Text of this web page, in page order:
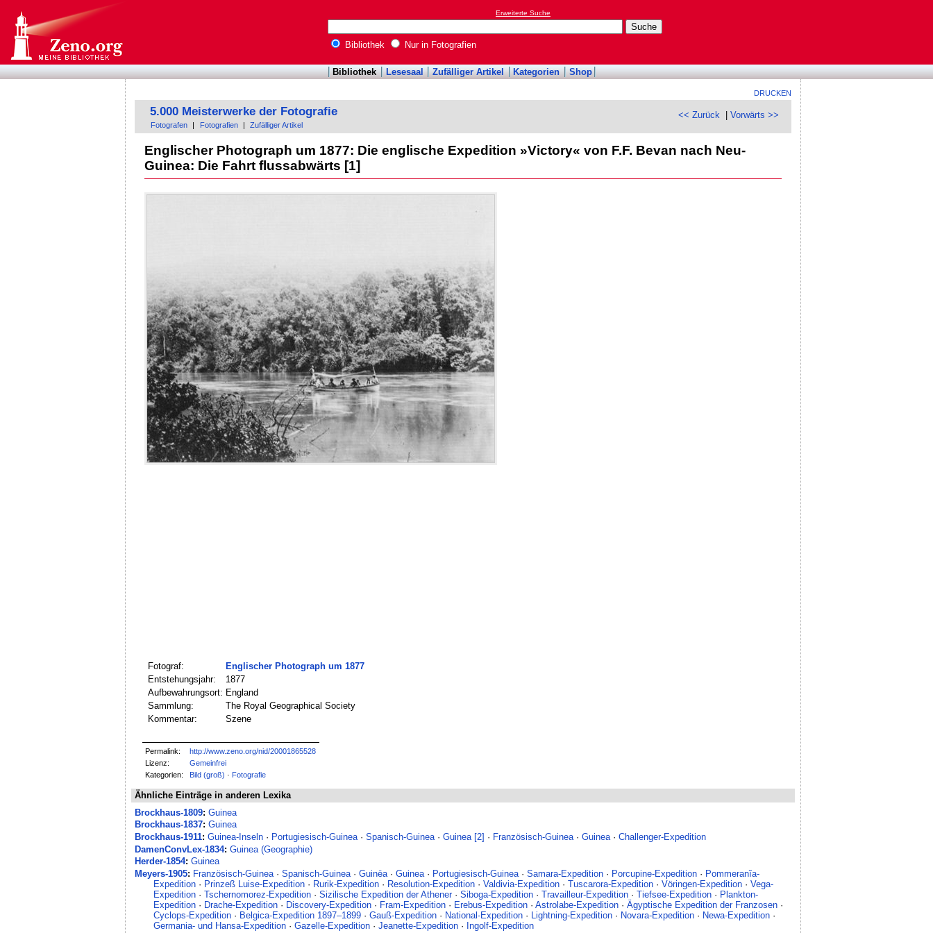
Erweiterte Suche
Bibliothek Nur in Fotografien
Bibliothek Lesesaal Zufälliger Artikel Kategorien Shop
DRUCKEN
<< Zurück |Vorwärts >>
5.000 Meisterwerke der Fotografie
Fotografen Fotografien Zufälliger Artikel
Englischer Photograph um 1877: Die englische Expedition »Victory« von F.F. Bevan nach Neu-
Guinea: Die Fahrt flussabwärts [1]
Fotograf:
Englischer Photograph um 1877
Entstehungsjahr:
1877
Aufbewahrungsort: England
Sammlung:
The Royal Geographical Society
Kommentar:
Szene
Permalink:
http://www.zeno.org/nid/20001865528
Lizenz:
Gemeinfrei
Kategorien:
Bild (groß) · Fotografie
Ähnliche Einträge in anderen Lexika
Brockhaus-1809: Guinea
Brockhaus-1837: Guinea
Brockhaus-1911: Guinea-Inseln · Portugiesisch-Guinea·Spanisch-Guinea·Guinea [2] · Französisch-Guinea·Guinea·Challenger-Expedition
DamenConvLex-1834: Guinea (Geographie)
Herder-1854: Guinea
Meyers-1905: Französisch-Guinea·Spanisch-Guinea·Guinēa·Guinea· Portugiesisch-Guinea·Samara-Expedition · Porcupine-Expedition · Pommeranĭa-
Expedition· Prinzeß Luise-Expedition· Rurik-Expedition· Resolution-Expedition· Valdivia-Expedition· Tuscarora-Expedition· Vöringen-Expedition· Vega-
Expedition· Tschernomorez-Expedition· Sizilische Expedition der Athener· Siboga-Expedition· Travailleur-Expedition· Tiefsee-Expedition· Plankton-
Expedition· Drache-Expedition· Discovery-Expedition· Fram-Expedition· Erebus-Expedition· Astrolabe-Expedition· Ägyptische Expedition der Franzosen·
Cyclops-Expedition· Belgica-Expedition 1897–1899· Gauß-Expedition· National-Expedition· Lightning-Expedition· Novara-Expedition· Newa-Expedition·
Germania- und Hansa-Expedition· Gazelle-Expedition· Jeanette-Expedition· Ingolf-Expedition